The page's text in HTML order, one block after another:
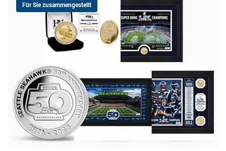
Für Sie zusammengestellt